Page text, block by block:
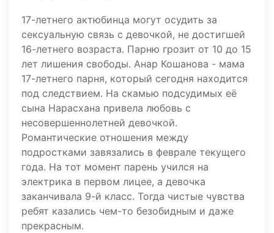
17-летнего актюбинца могут осудить за
сексуальную связь с девочкой, не достигшей
16-летнего возраста. Парню грозит от 10 до 15
лет лишения свободы. Анар Кошанова - мама
17-летнего парня, который сегодня находится
под следствием. На скамью подсудимых её
сына Нарасхана привела любовь с
несовершеннолетней девочкой.
Романтические отношения между
подростками завязались в феврале текущего
года. На тот момент парень учился на
электрика в первом лицее, а девочка
заканчивала 9-й класс. Тогда чистые чувства
ребят казались чем-то безобидным и даже
прекрасным.